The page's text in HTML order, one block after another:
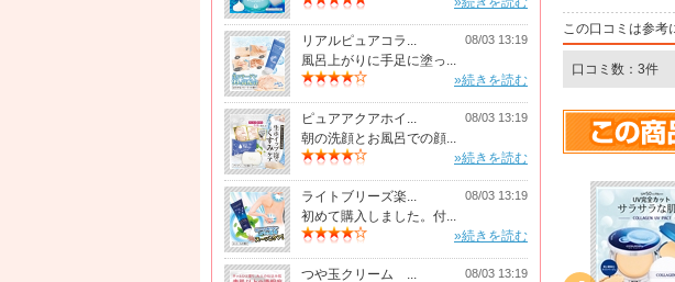
リアルピュアコラ... 08/03 13:19
風呂上がりに手足に塗っ...
»続きを読む
ピュアアクアホイ... 08/03 13:19
朝の洗顔とお風呂での顔...
»続きを読む
ライトブリーズ楽... 08/03 13:19
初めて購入しました。付...
»続きを読む
つや玉クリーム ... 08/03 13:19
この口コミは参考
口コミ数：3件